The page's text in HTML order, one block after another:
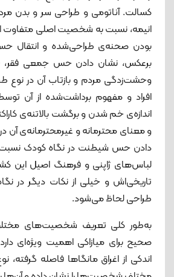
کسالت. آناتومی و طراحی سر و بدن
انیمه، نسبت به شخصیت اصلی
بودن صحنه‌ی طراحی‌شده و انتقال
برعکس، نشان دادن حس جمعی فقر،
وحشت‌زدگی مردم و بازتاب آن در نوع
افراد و مفهوم برداشت‌شده از آن
اندازه‌‌ی خم شدن و برگشت بالاتنه‌ی
و معنای محترمانه و غیرمحترمانه‌ی آن
دادن حس شیطنت در نگاه کودک نسبت
لباس‌های ژاپنی و فرهنگ اصیل این
تاریخی‌‌اش و خیلی از نکات دیگر در
طراحی لحاظ می‌شود.
به‌طور کلی تعریف شخصیت‌های
صحیح برای میازاکی اهمیت ویژه‌ای
اندکی از اغراق مانگاها فاصله گرفته،